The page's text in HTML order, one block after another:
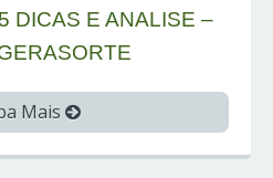
DICAS E ANALISE –
Mais